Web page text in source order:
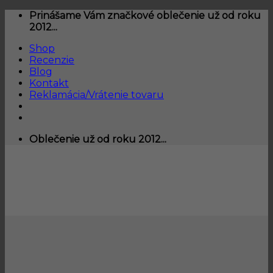
Skip
Prinášame Vám značkové oblečenie už od roku
2012...
Shop
Recenzie
Blog
Kontakt
Reklamácia/Vrátenie tovaru
Oblečenie už od roku 2012...